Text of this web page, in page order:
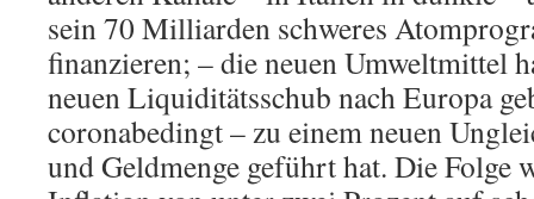
sein 70 Milliarden schweres
finanzieren; – die neuen Umweltmittel
neuen Liquiditätsschub nach Europa
coronabedingt – zu einem neuen
und Geldmenge geführt hat. Die Folge